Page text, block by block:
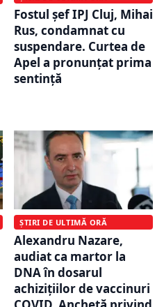
Fostul șef IPJ Cluj, Mihai
Rus, condamnat cu
suspendare. Curtea de
Apel a pronunțat prima
sentință
ȘTIRI DE ULTIMĂ ORĂ
Alexandru Nazare,
audiat ca martor la
DNA în dosarul
achizițiilor de vaccinuri